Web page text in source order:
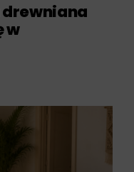
drewniana
w